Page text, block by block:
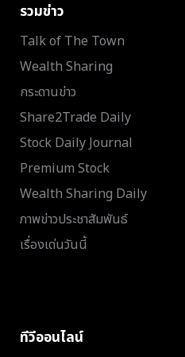
รวมข่าว
Talk of The Town
Wealth Sharing
กระดานข่าว
Share2Trade Daily
Stock Daily Journal
Premium Stock
Wealth Sharing Daily
ภาพข่าวประชาสัมพันธ์
เรื่องเด่นวันนี้
ทีวีออนไลน์